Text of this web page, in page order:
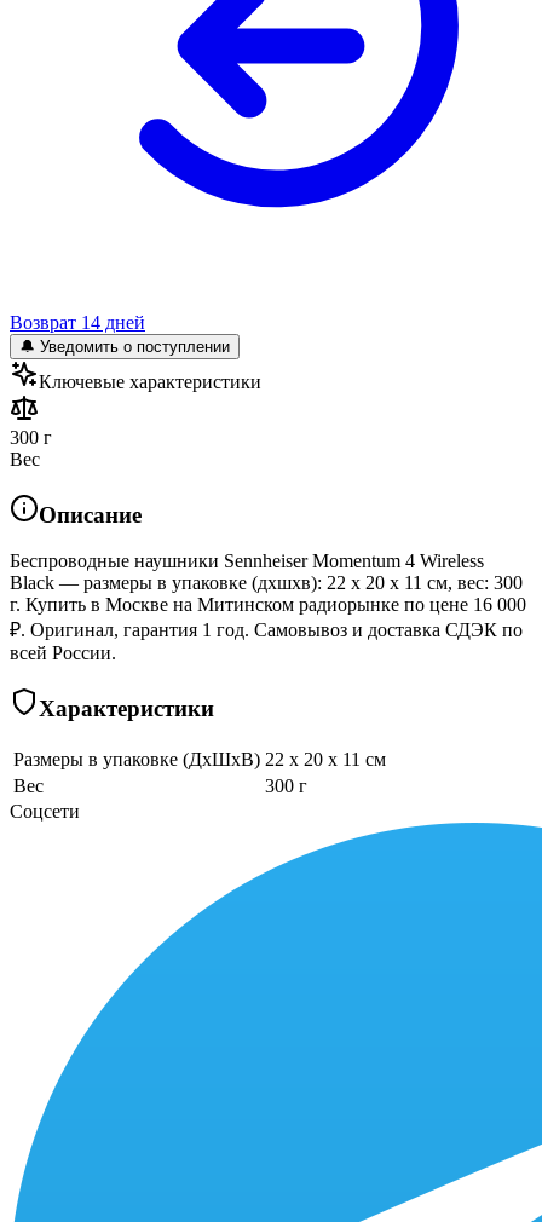
Возврат 14 дней
🔔 Уведомить о поступлении
Ключевые характеристики
300 г
Вес
Описание
Беспроводные наушники Sennheiser Momentum 4 Wireless
Black — размеры в упаковке (дхшхв): 22 x 20 x 11 см, вес: 300
г. Купить в Москве на Митинском радиорынке по цене 16 000
₽. Оригинал, гарантия 1 год. Самовывоз и доставка СДЭК по
всей России.
Характеристики
Размеры в упаковке (ДхШхВ) 22 x 20 x 11 см
Вес
300 г
Соцсети